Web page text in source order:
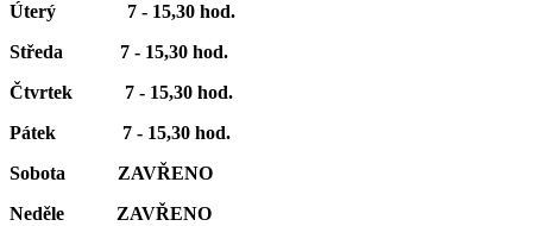
Úterý 7 - 15,30 hod.
Středa 7 - 15,30 hod.
Čtvrtek 7 - 15,30 hod.
Pátek 7 - 15,30 hod.
Sobota ZAVŘENO
Neděle ZAVŘENO